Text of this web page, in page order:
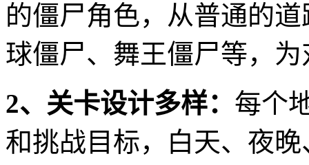
的僵尸角色，从普通的
球僵尸、舞王僵尸等，
2、关卡设计多样： 每个
和挑战目标，白天、夜